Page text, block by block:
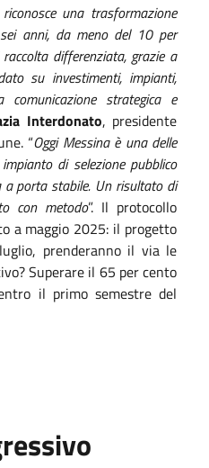
una trasformazione
anni, da meno del 10 per
differenziata, grazie a
su investimenti, impianti,
strategica e
Interdonato, presidente
“Oggi Messina è una delle
di selezione pubblico
porta stabile. Un risultato di
con metodo”. Il protocollo
a maggio 2025: il progetto
prenderanno il via le
Superare il 65 per cento
il primo semestre del